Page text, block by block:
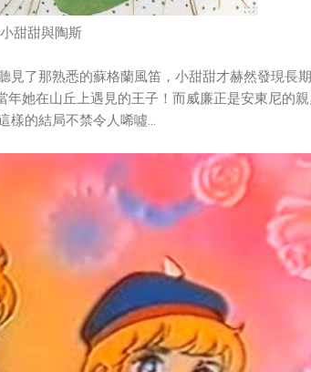
小甜甜與陶斯
見了那熟悉的蘇格蘭風笛，小甜甜才赫然發現長
她在山丘上遇見的王子！而威廉正是安東尼的
樣的結局不禁令人唏噓…